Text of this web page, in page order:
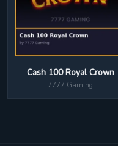
Cash 100 Royal Crown
7777 Gaming